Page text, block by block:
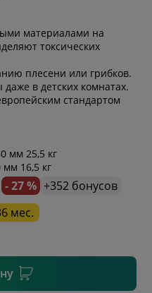
материалами на
токсических
плесени или грибков.
в детских комнатах.
стандартом
мм 25,5 кг
16,5 кг
- 27 % +352 бонусов
мес.